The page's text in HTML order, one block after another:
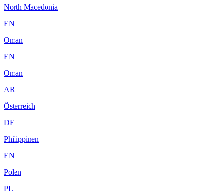
North Macedonia
EN
Oman
EN
Oman
AR
Österreich
DE
Philippinen
EN
Polen
PL